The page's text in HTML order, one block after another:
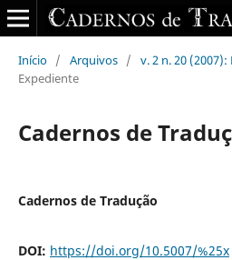
Início / Arquivos / v. 2 n. 20
Expediente
Cadernos de
Cadernos de Tradução
DOI: https://doi.org/10.5007/%25x